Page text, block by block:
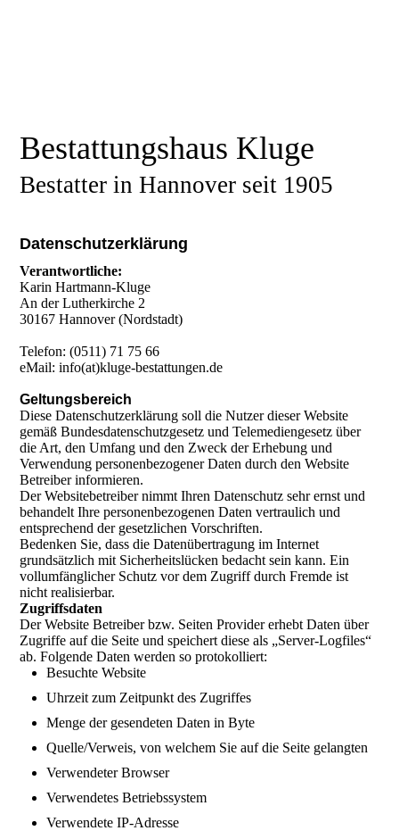
Bestattungshaus Kluge
Bestatter in Hannover seit 1905
Datenschutzerklärung
Verantwortliche:
Karin Hartmann-Kluge
An der Lutherkirche 2
30167 Hannover (Nordstadt)
Telefon: (0511) 71 75 66
eMail:info(at)kluge-bestattungen.de
Geltungsbereich
Diese Datenschutzerklärung soll die Nutzer dieser Website
gemäß Bundesdatenschutzgesetz und Telemediengesetz über
die Art, den Umfang und den Zweck der Erhebung und
Verwendung personenbezogener Daten durch den Website
Betreiber informieren.
Der Websitebetreiber nimmt Ihren Datenschutz sehr ernst und
behandelt Ihre personenbezogenen Daten vertraulich und
entsprechend der gesetzlichen Vorschriften.
Bedenken Sie, dass die Datenübertragung im Internet
grundsätzlich mit Sicherheitslücken bedacht sein kann. Ein
vollumfänglicher Schutz vor dem Zugriff durch Fremde ist
nicht realisierbar.
Zugriffsdaten
Der Website Betreiber bzw. Seiten Provider erhebt Daten über
Zugriffe auf die Seite und speichert diese als „Server-Logfiles“
ab. Folgende Daten werden so protokolliert:
Besuchte Website
Uhrzeit zum Zeitpunkt des Zugriffes
Menge der gesendeten Daten in Byte
Quelle/Verweis, von welchem Sie auf die Seite gelangten
Verwendeter Browser
Verwendetes Betriebssystem
Verwendete IP-Adresse